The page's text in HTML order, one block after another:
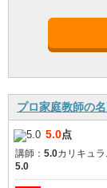
プロ家庭教師の
5.0点
講師： 5.0カリキュラ
5.0